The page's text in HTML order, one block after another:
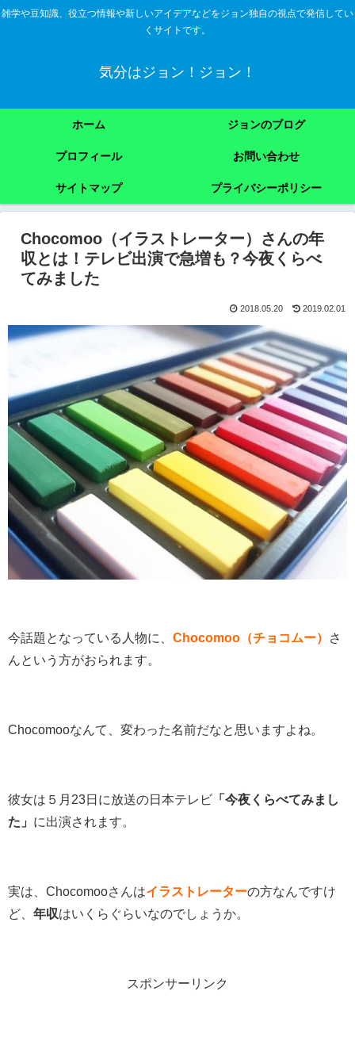
雑学や豆知識、役立つ情報や新しいアイデアなどをジョン独自の視点で発信してい
くサイトです。
気分はジョン！ジョン！
ホーム ジョンのブログ
プロフィール お問い合わせ
サイトマップ プライバシーポリシー
Chocomoo（イラストレーター）さんの年
収とは！テレビ出演で急増も？今夜くらべ
てみました
2018.05.20 2019.02.01
今話題となっている人物に、 Chocomoo（チョコムー）
さ
んという方がおられます。
Chocomooなんて、変わった名前だなと思いますよね。
彼女は５月23日に放送の日本テレビ 「今夜くらべてみまし
た」 に出演されます。
実は、Chocomooさんはイラストレーターの方なんですけ
ど、 年収はいくらぐらいなのでしょうか。
スポンサーリンク